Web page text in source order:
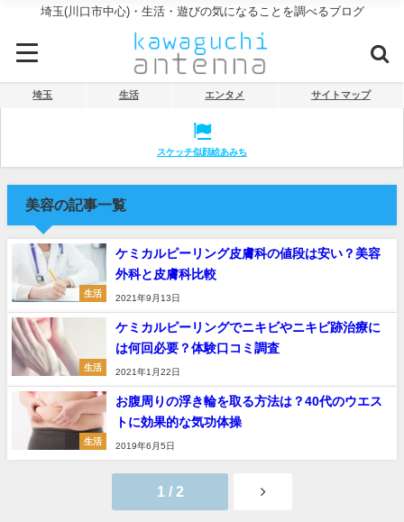
埼玉(川口市中心)・生活・遊びの気になることを調べるブログ
埼玉 生活 エンタメ サイトマップ
スケッチ似顔絵あみち
美容の記事一覧
生活
ケミカルピーリング皮膚科の値段は安い？美容
外科と皮膚科比較
2021年9月13日
生活
ケミカルピーリングでニキビやニキビ跡治療に
は何回必要？体験口コミ調査
2021年1月22日
生活
お腹周りの浮き輪を取る方法は？40代のウエス
トに効果的な気功体操
2019年6月5日
1 / 2